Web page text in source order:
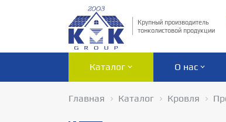
Крупный производитель
тонколистовой продукции
Каталог О нас
Главная Каталог Кровля